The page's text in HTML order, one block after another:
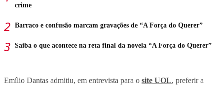
crime
Barraco e confusão marcam gravações de “A Força do Querer”
Saiba o que acontece na reta final da novela “A Força do Querer”
Emílio Dantas admitiu, em entrevista para o site UOL, preferir a